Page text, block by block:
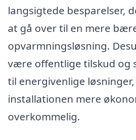
langsigtede besparelser,
at gå over til en mere
opvarmningsløsning.
være offentlige tilskud og
til energivenlige
installationen mere
overkommelig.